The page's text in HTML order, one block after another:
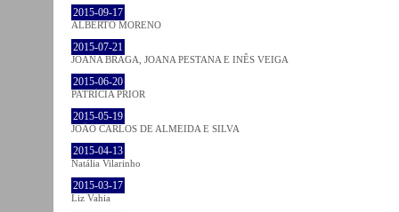
2015-09-17
ALBERTO MORENO
2015-07-21
JOANA BRAGA, JOANA PESTANA E INÊS VEIGA
2015-06-20
PATRÍCIA PRIOR
2015-05-19
JOÃO CARLOS DE ALMEIDA E SILVA
2015-04-13
Natália Vilarinho
2015-03-17
Liz Vahia